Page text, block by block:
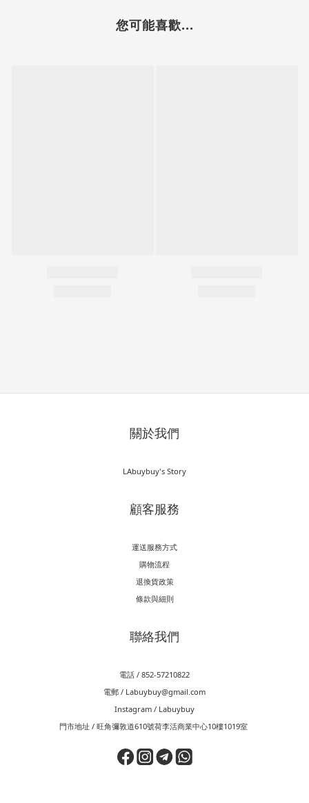
您可能喜歡...
關於我們
LAbuybuy's Story
顧客服務
運送服務方式
購物流程
退換貨政策
條款與細則
聯絡我們
電話 / 852-57210822
電郵 / Labuybuy@gmail.com
Instagram / Labuybuy
門市地址 / 旺角彌敦道610號荷李活商業中心10樓1019室